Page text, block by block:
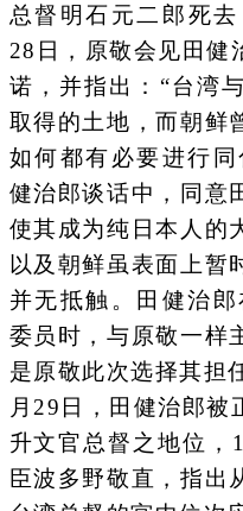
总督明石元二郎死
28日，原敬会见田健
诺，并指出：“台湾
取得的土地，而朝
如何都有必要进行
健治郎谈话中，同意
使其成为纯日本人的
以及朝鲜虽表面上暂
并无抵触。田健治
委员时，与原敬一样
是原敬此次选择其担
月29日，田健治郎被
升文官总督之地位，
臣波多野敬直，指出